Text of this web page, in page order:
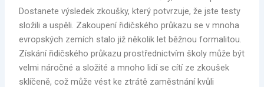
Dostanete výsledek zkoušky, který potvrzuje, že jste testy
složili a uspěli. Zakoupení řidičského průkazu se v mnoha
evropských zemích stalo již několik let běžnou formalitou.
Získání řidičského průkazu prostřednictvím školy může být
velmi náročné a složité a mnoho lidí se cítí ze zkoušek
sklíčeně, což může vést ke ztrátě zaměstnání kvůli